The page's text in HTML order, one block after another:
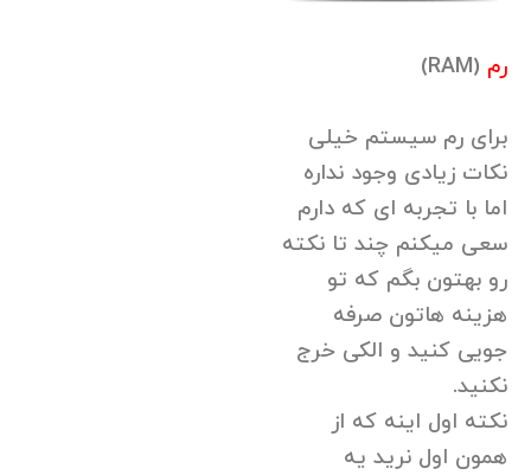
رم (RAM)
برای رم سیستم خیلی
نکات زیادی وجود نداره
اما با تجربه ای که دارم
سعی میکنم چند تا نکته
رو بهتون بگم که تو
هزینه هاتون صرفه
جویی کنید و الکی خرج
نکنید.
نکته اول اینه که از
همون اول نرید یه